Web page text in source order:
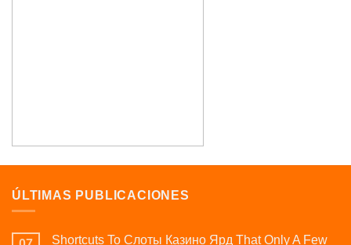
ÚLTIMAS PUBLICACIONES
Shortcuts To Слоты Казино Ярд That Only A Few